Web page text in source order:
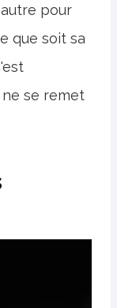
pour
que soit sa
se remet